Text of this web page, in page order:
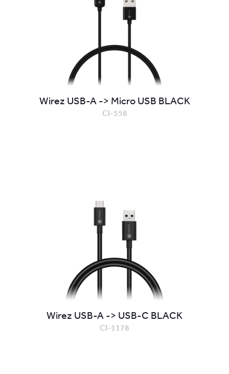
Wirez USB-A -> Micro USB BLACK
CI-558
Wirez USB-A -> USB-C BLACK
CI-1178